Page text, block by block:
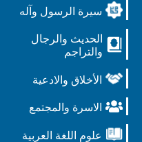
سيرة الرسول وآله
الحديث والرجال
والتراجم
الأخلاق والادعية
الاسرة والمجتمع
علوم اللغة العربية